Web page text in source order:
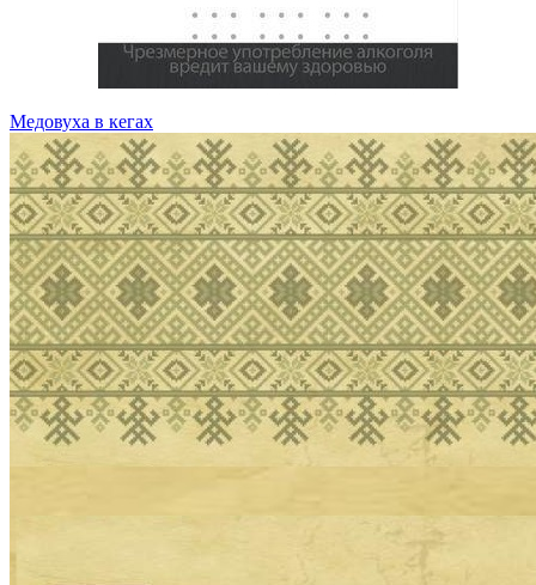
Медовуха в кегах